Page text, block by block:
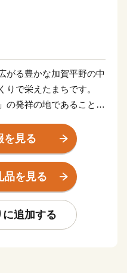
がる豊かな加賀平野の中
で栄えたまちです。
の発祥の地であることや
国三大子供歌舞伎の1
の曳山子供歌舞伎は、
泉」、桜の名所「芦城
」では、四季折々の美を
を見る
品を見る
追加する